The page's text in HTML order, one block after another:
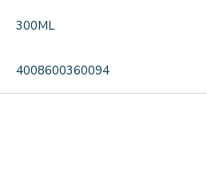
300ML
4008600360094